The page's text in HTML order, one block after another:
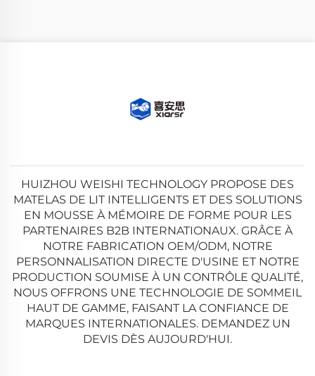
HUIZHOU WEISHI TECHNOLOGY PROPOSE DES
MATELAS DE LIT INTELLIGENTS ET DES SOLUTIONS
EN MOUSSE À MÉMOIRE DE FORME POUR LES
PARTENAIRES B2B INTERNATIONAUX. GRÂCE À
NOTRE FABRICATION OEM/ODM, NOTRE
PERSONNALISATION DIRECTE D'USINE ET NOTRE
PRODUCTION SOUMISE À UN CONTRÔLE QUALITÉ,
NOUS OFFRONS UNE TECHNOLOGIE DE SOMMEIL
HAUT DE GAMME, FAISANT LA CONFIANCE DE
MARQUES INTERNATIONALES. DEMANDEZ UN
DEVIS DÈS AUJOURD'HUI.